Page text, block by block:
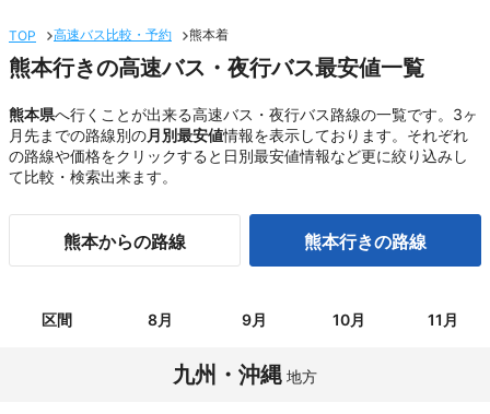
TOP 高速バス比較・予約 熊本着
熊本行きの高速バス・夜行バス最安値一覧
熊本県へ行くことが出来る高速バス・夜行バス路線の一覧です。3ヶ
月先までの路線別の月別最安値情報を表示しております。それぞれ
の路線や価格をクリックすると日別最安値情報など更に絞り込みし
て比較・検索出来ます。
熊本からの路線 熊本行きの路線
区間 8月 9月 10月 11月
九州・沖縄 地方